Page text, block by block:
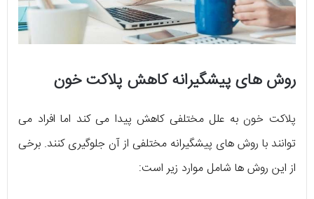
روش های پیشگیرانه کاهش پلاکت خون
پلاکت خون به علل مختلفی کاهش پیدا می کند اما افراد می
توانند با روش های پیشگیرانه مختلفی از آن جلوگیری کنند. برخی
از این روش ها شامل موارد زیر است: